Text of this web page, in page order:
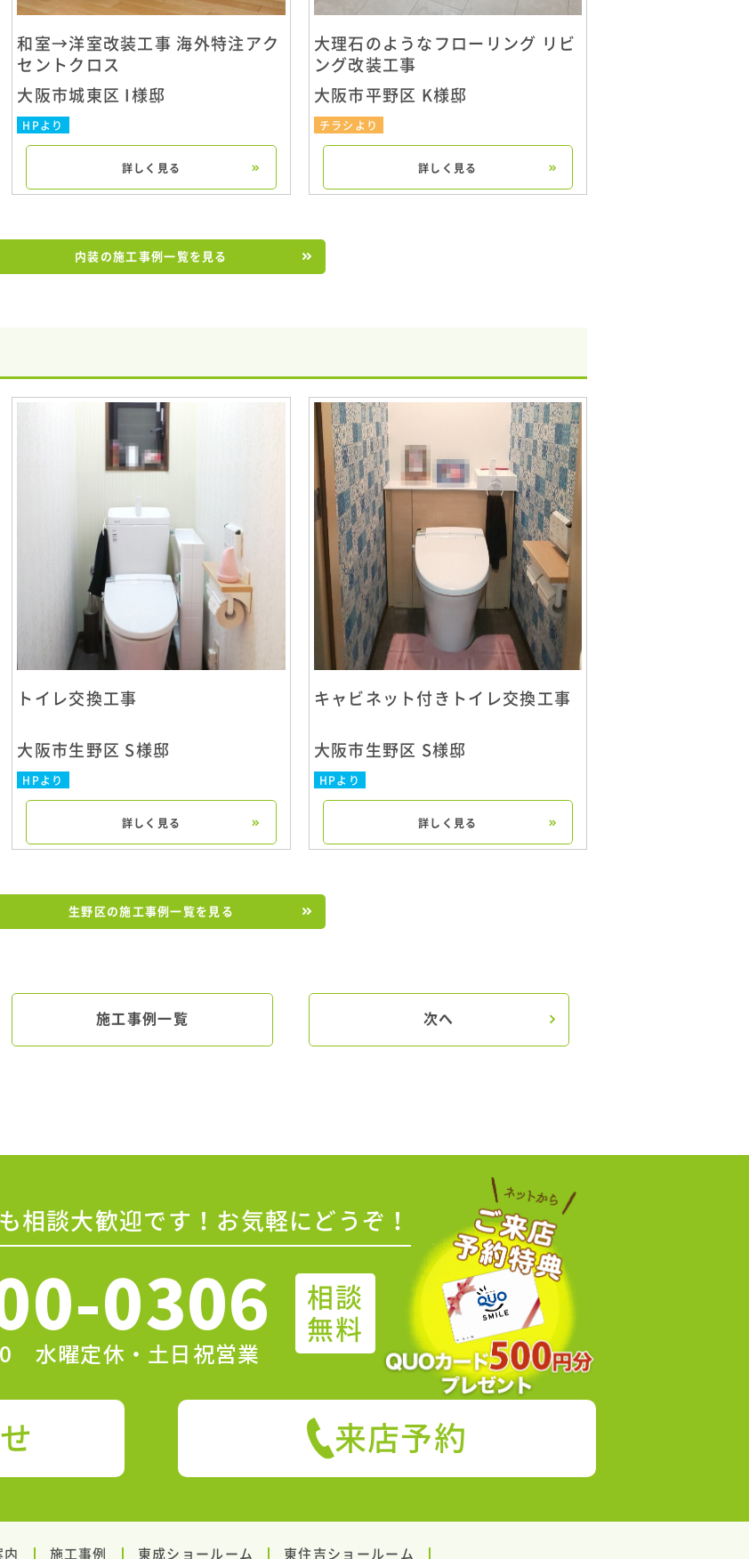
和室→洋室改装工事 海外特注アク
セントクロス
大阪市城東区 I様邸
HPより
詳しく見る
大理石のようなフローリング リビ
ング改装工事
大阪市平野区 K様邸
チラシより
詳しく見る
内装の施工事例一覧を見る
トイレ交換工事
大阪市生野区 S様邸
HPより
詳しく見る
キャビネット付きトイレ交換工事
大阪市生野区 S様邸
HPより
詳しく見る
生野区の施工事例一覧を見る
施工事例一覧 次へ
相談大歓迎です！お気軽にどうぞ！
0306
水曜定休・土日祝営業
相談
無料
来店予約
内 施工事例 東成ショールーム 東住吉ショールーム